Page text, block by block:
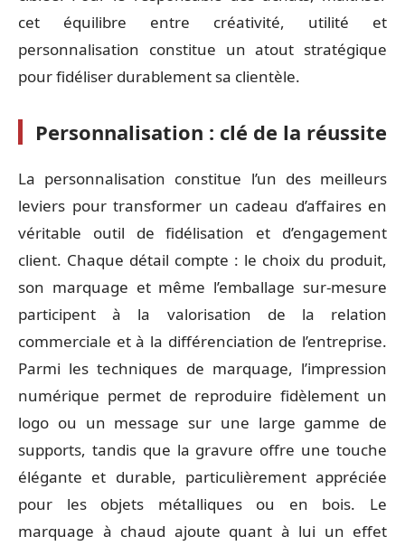
cet équilibre entre créativité, utilité et
personnalisation constitue un atout stratégique
pour fidéliser durablement sa clientèle.
Personnalisation : clé de la réussite
La personnalisation constitue l’un des meilleurs
leviers pour transformer un cadeau d’affaires en
véritable outil de fidélisation et d’engagement
client. Chaque détail compte : le choix du produit,
son marquage et même l’emballage sur-mesure
participent à la valorisation de la relation
commerciale et à la différenciation de l’entreprise.
Parmi les techniques de marquage, l’impression
numérique permet de reproduire fidèlement un
logo ou un message sur une large gamme de
supports, tandis que la gravure offre une touche
élégante et durable, particulièrement appréciée
pour les objets métalliques ou en bois. Le
marquage à chaud ajoute quant à lui un effet